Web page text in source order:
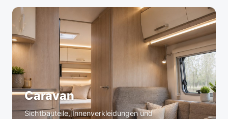
Caravan
Sichtbauteile, Innenverkleidungen und